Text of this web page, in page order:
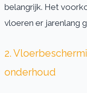
belangrijk. Het
vloeren er jarenlang
2.
onderhoud